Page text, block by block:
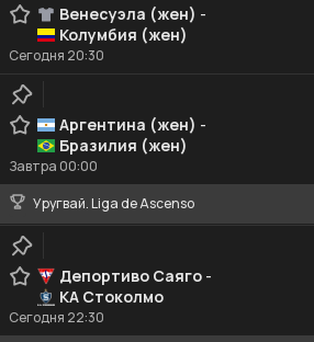
Венесуэла (жен) -
Колумбия (жен)
Сегодня 20:30
Аргентина (жен) -
Бразилия (жен)
Завтра 00:00
Уругвай. Liga de Ascenso
Депортиво Саяго -
КА Стоколмо
Сегодня 22:30